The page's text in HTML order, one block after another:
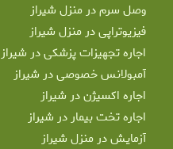
وصل سرم در منزل شیراز
فیزیوتراپی در منزل شیراز
اجاره تجهیزات پزشکی در شیراز
آمبولانس خصوصی در شیراز
اجاره اکسیژن در شیراز
اجاره تخت بیمار در شیراز
آزمایش در منزل شیراز